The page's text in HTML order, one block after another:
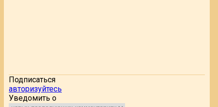
Подписаться
авторизуйтесь
Уведомить о